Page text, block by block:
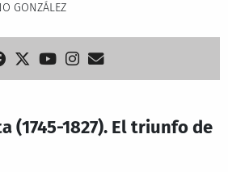
GONZÁLEZ
(1745-1827). El triunfo de